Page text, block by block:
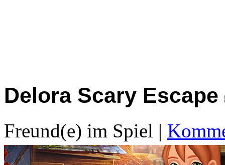
Delora Scary Escape
Freund(e) im Spiel |